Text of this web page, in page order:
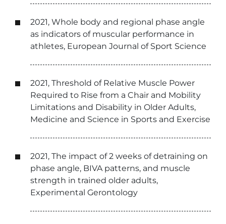
2021, Whole body and regional phase angle
as indicators of muscular performance in
athletes, European Journal of Sport Science
2021, Threshold of Relative Muscle Power
Required to Rise from a Chair and Mobility
Limitations and Disability in Older Adults,
Medicine and Science in Sports and Exercise
2021, The impact of 2 weeks of detraining on
phase angle, BIVA patterns, and muscle
strength in trained older adults,
Experimental Gerontology